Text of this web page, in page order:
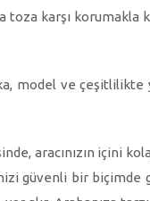
toza karşı
model ve çeşitlilikte
aracınızın içini
güvenli bir